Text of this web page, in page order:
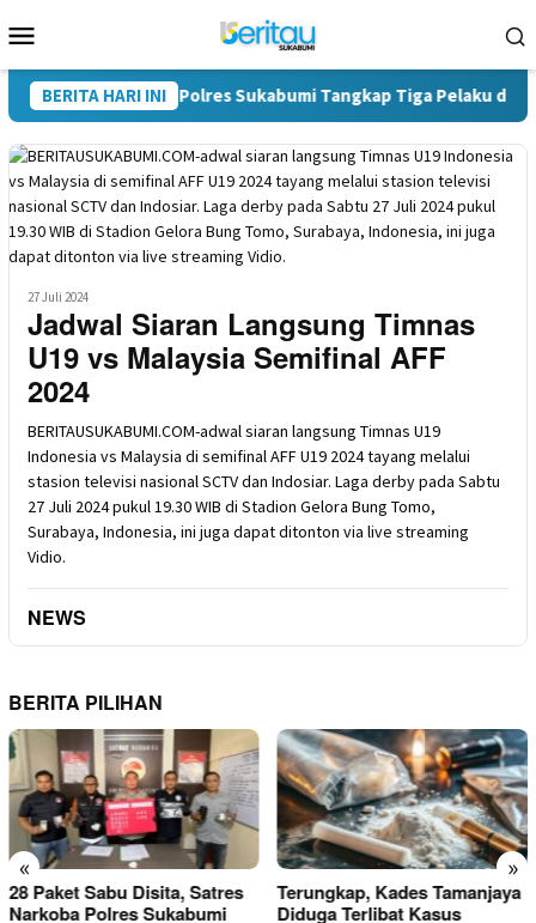
ke
Mobile
BERITA HARI INI
Narkoba Polres Sukabumi Tangkap Tiga Pelaku di
27 Juli 2024
Jadwal Siaran Langsung Timnas
U19 vs Malaysia Semifinal AFF
2024
BERITAUSUKABUMI.COM-adwal siaran langsung Timnas U19
Indonesia vs Malaysia di semifinal AFF U19 2024 tayang melalui
stasion televisi nasional SCTV dan Indosiar. Laga derby pada Sabtu
27 Juli 2024 pukul 19.30 WIB di Stadion Gelora Bung Tomo,
Surabaya, Indonesia, ini juga dapat ditonton via live streaming
Vidio.
NEWS
BERITA PILIHAN
« »
Terungkap, Kades Tamanjaya
Diduga Terlibat Kasus
Kini Donasi Pakaian untuk
Korban Kebakaran